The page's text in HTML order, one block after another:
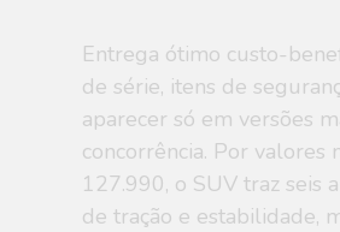
Entrega ótimo custo-
de série, itens de
aparecer só em versões
concorrência. Por valores
127.990, o SUV traz seis
de tração e estabilidade,